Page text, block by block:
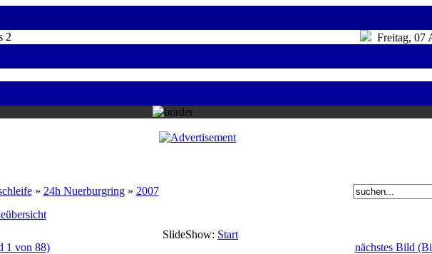
2 Freitag, 07
» 24h Nuerburgring» 2007
SlideShow: Start
1 von 88)
nächstes Bild